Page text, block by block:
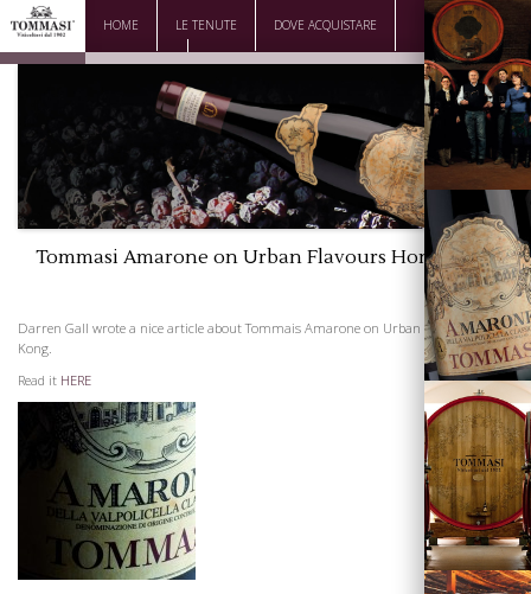
HOME LE TENUTE DOVE ACQUISTARE
DOWNLOAD CONTATTI
Tommasi Amarone on Urban Flavours Hong Kong
Darren Gall wrote a nice article about Tommais Amarone on Urban Flavors Hong
Kong.
Read it HERE
La Famiglia
Vini